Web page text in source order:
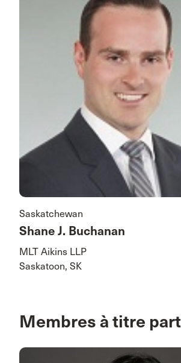
Saskatchewan
Shane J. Buchanan
MLT Aikins LLP
Saskatoon, SK
Membres à titre